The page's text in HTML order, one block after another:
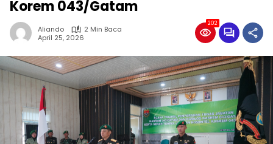
Korem 043/Gatam
Aliando
2 Min Baca
April 25, 2026
202